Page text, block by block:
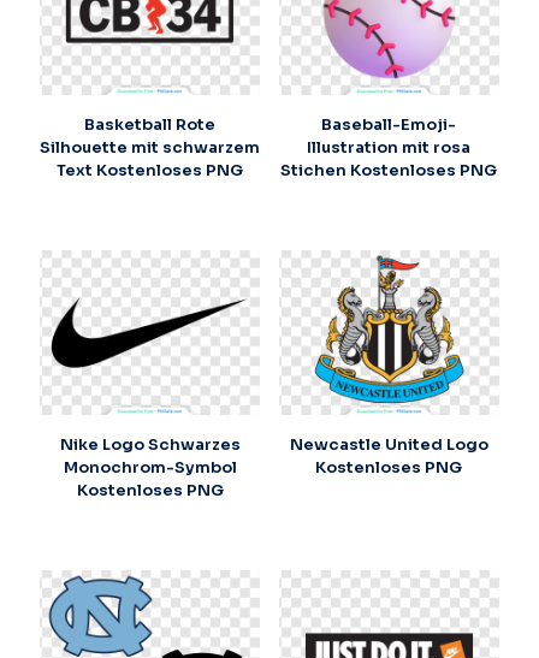
Basketball Rote
Silhouette mit schwarzem
Text Kostenloses PNG
Baseball-Emoji-
Illustration mit rosa
Stichen Kostenloses PNG
Nike Logo Schwarzes
Monochrom-Symbol
Kostenloses PNG
Newcastle United Logo
Kostenloses PNG